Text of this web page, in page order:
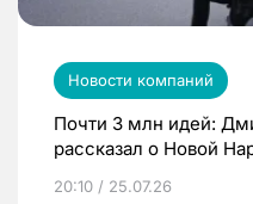
Новости компаний
Почти 3 млн идей:
рассказал о Новой
20:10 / 25.07.26